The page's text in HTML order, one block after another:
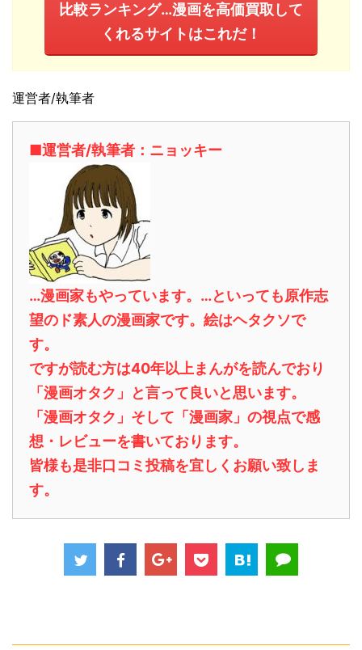
比較ランキング…漫画を高価買取して
くれるサイトはこれだ！
運営者/執筆者
■運営者/執筆者：ニョッキー
…漫画家もやっています。…といっても原作志
望のド素人の漫画家です。絵はヘタクソで
す。
ですが読む方は40年以上まんがを読んでおり
「漫画オタク」と言って良いと思います。
「漫画オタク」そして「漫画家」の視点で感
想・レビューを書いております。
皆様も是非口コミ投稿を宜しくお願い致しま
す。